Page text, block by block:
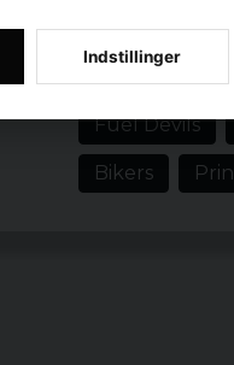
Køn: Mand.
Prishistorik
Relaterede
Fuel Devils
Bikers
Indstillinger